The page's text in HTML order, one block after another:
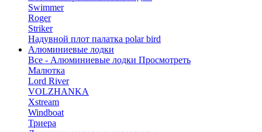
Swimmer
Roger
Striker
Надувной плот палатка polar bird
Алюминиевые лодки
Все - Алюминиевые лодки Просмотреть
Малютка
Lord River
VOLZHANKA
Xstream
Windboat
Триера